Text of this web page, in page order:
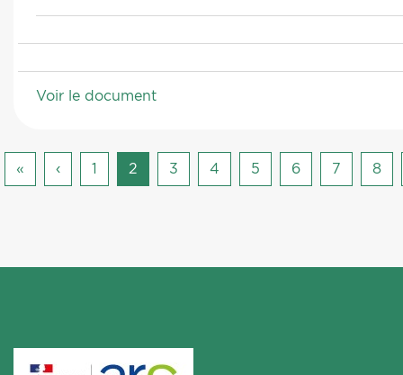
Voir le document
Première
page
«
Page
précédente
‹ Page
1
Page
courante
2 Page
3 Page
4 Page
5 Page
6 Page
7 8